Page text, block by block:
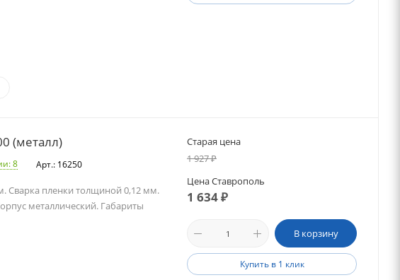
(металл)
: 8 Арт.: 16250
пленки толщиной 0,12 мм.
металлический. Габариты
Старая цена
1 927₽
Цена Ставрополь
1 634₽
В корзину
Купить в 1 клик